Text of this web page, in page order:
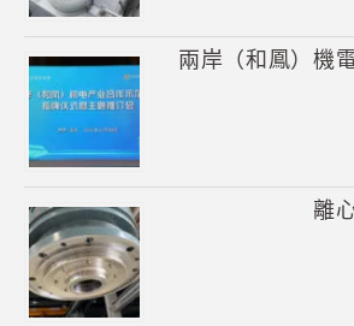
兩岸（和鳳）機
離